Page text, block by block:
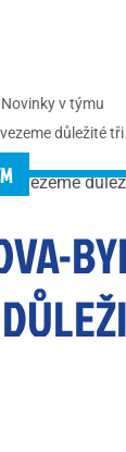
Novinky v týmu
důležité